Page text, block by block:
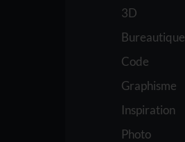
3D
Bureautique
Code
Graphisme
Inspiration
Photo